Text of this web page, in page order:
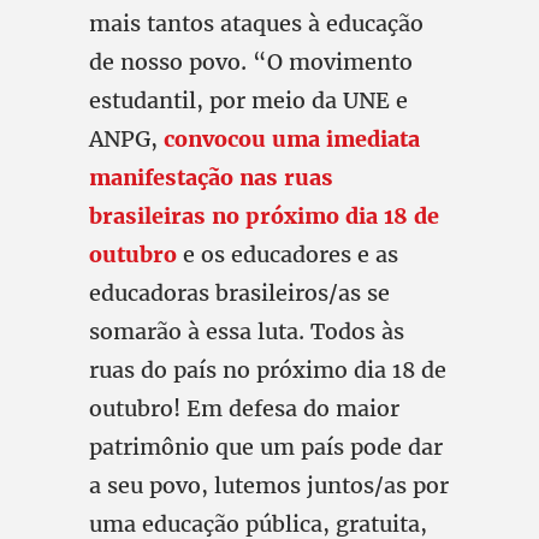
mais tantos ataques à educação
de nosso povo. “O movimento
estudantil, por meio da UNE e
ANPG, convocou uma imediata
manifestação nas ruas
brasileiras no próximo dia 18 de
outubro e os educadores e as
educadoras brasileiros/as se
somarão à essa luta. Todos às
ruas do país no próximo dia 18 de
outubro! Em defesa do maior
patrimônio que um país pode dar
a seu povo, lutemos juntos/as por
uma educação pública, gratuita,